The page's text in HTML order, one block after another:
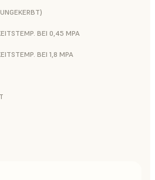
BEI 0,45 MPA
BEI 1,8 MPA